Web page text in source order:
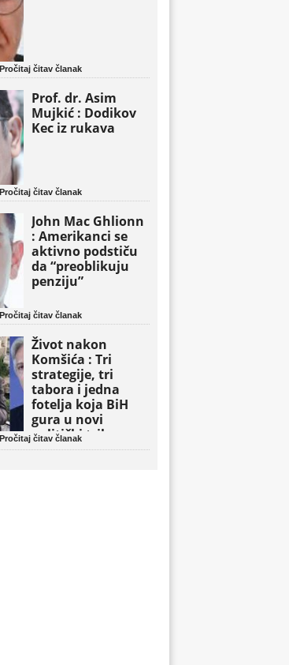
Pročitaj čitav članak
Prof. dr. Asim
Mujkić : Dodikov
Kec iz rukava
Pročitaj čitav članak
John Mac Ghlionn
: Amerikanci se
aktivno podstiču
da “preoblikuju
penziju”
Pročitaj čitav članak
Život nakon
Komšića : Tri
strategije, tri
tabora i jedna
fotelja koja BiH
gura u novi
politički triler
Pročitaj čitav članak